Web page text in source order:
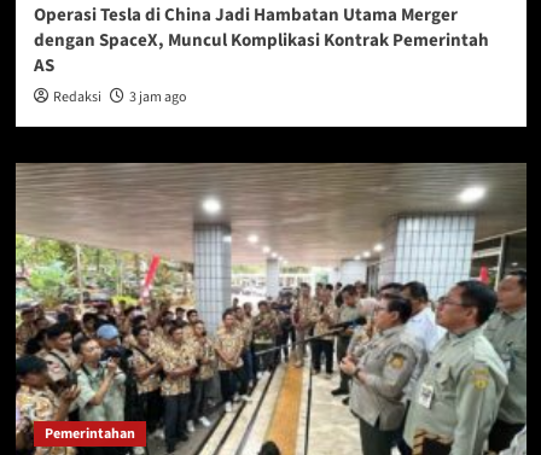
Operasi Tesla di China Jadi Hambatan Utama Merger
dengan SpaceX, Muncul Komplikasi Kontrak Pemerintah
AS
Redaksi 3 jam ago
Pemerintahan